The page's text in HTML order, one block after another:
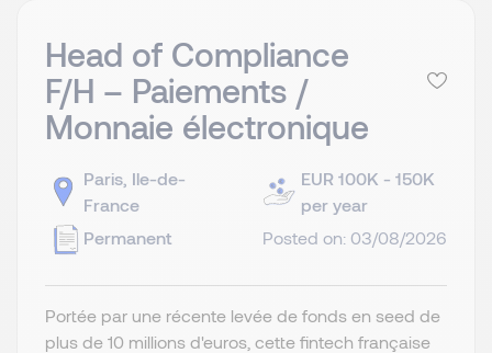
Head of Compliance
F/H – Paiements /
Monnaie électronique
Paris, Ile-de-
France
Permanent
EUR 100K - 150K
per year
Posted on: 03/08/2026
Portée par une récente levée de fonds en seed de
plus de 10 millions d'euros, cette fintech française